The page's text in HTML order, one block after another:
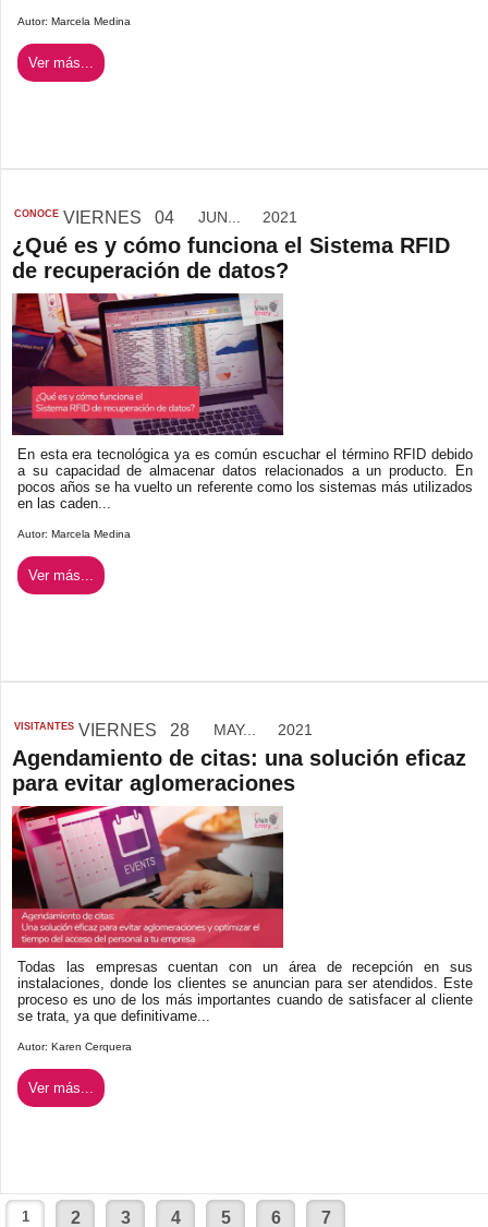
Autor: Marcela Medina
Ver más...
CONOCE VIERNES 04 JUN... 2021
¿Qué es y cómo funciona el Sistema RFID
de recuperación de datos?
En esta era tecnológica ya es común escuchar el término RFID debido
a su capacidad de almacenar datos relacionados a un producto. En
pocos años se ha vuelto un referente como los sistemas más utilizados
en las caden...
Autor: Marcela Medina
Ver más...
VISITANTES VIERNES 28 MAY... 2021
Agendamiento de citas: una solución eficaz
para evitar aglomeraciones
Todas las empresas cuentan con un área de recepción en sus
instalaciones, donde los clientes se anuncian para ser atendidos. Este
proceso es uno de los más importantes cuando de satisfacer al cliente
se trata, ya que definitivame...
Autor: Karen Cerquera
Ver más...
1 2 3 4 5 6 7